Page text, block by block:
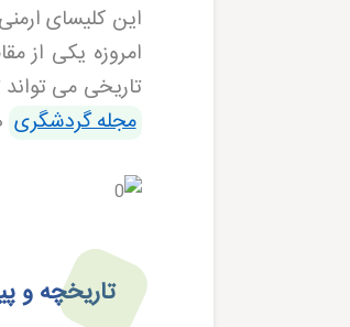
این کلیسای
امروزه یکی از
تاریخی می
مجله گردشگری
تاریخچه و